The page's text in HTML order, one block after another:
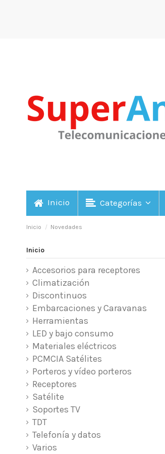
Inicio Categorías
Inicio Novedades
Inicio
Accesorios para receptores
Climatización
Discontinuos
Embarcaciones y Caravanas
Herramientas
LED y bajo consumo
Materiales eléctricos
PCMCIA Satélites
Porteros y vídeo porteros
Receptores
Satélite
Soportes TV
TDT
Telefonía y datos
Varios